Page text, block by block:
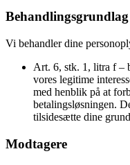
Behandlingsgrundlag
Vi behandler dine
Art. 6, stk. 1, litra f –
vores legitime
med henblik på at
betalingsløsningen.
tilsidesætte dine
Modtagere